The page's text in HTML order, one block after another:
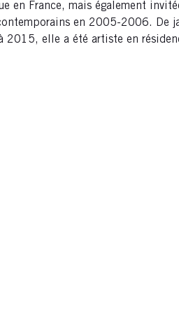
en France, mais également
en 2005-2006. De
2015, elle a été artiste en